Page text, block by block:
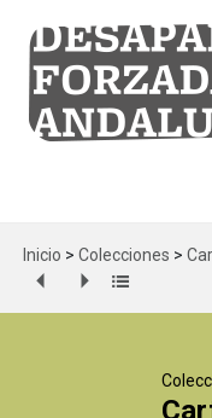
Inicio > Colecciones >